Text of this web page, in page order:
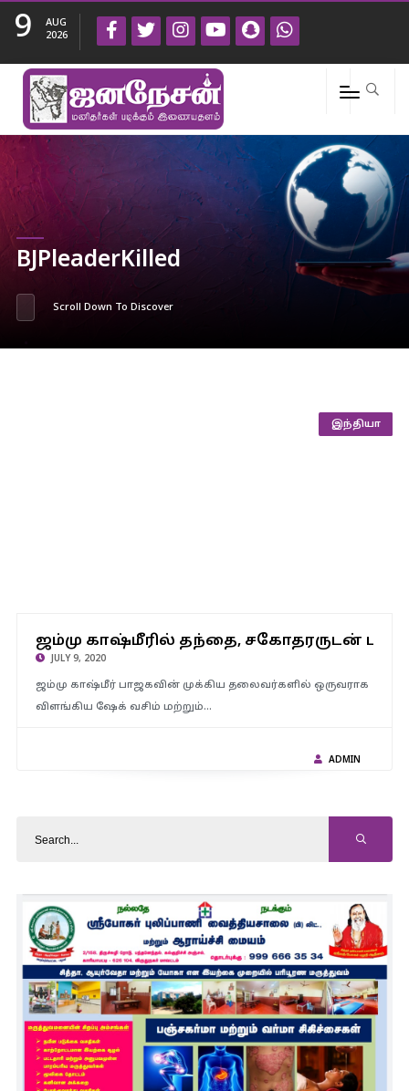
9
AUG
2026
BJPleaderKilled
Scroll Down To Discover
பயங்கரவாதிகளால் சுட்டுக்கொலை – பிரதமர் மோடி , பாஜக
தலைவர்கள் கண்டனம்..!
அரசியல்
இந்தியா
ஜம்மு காஷ்மீரில் தந்தை, சகோதரருடன்
JULY 9, 2020
ஜம்மு காஷ்மீர் பாஜகவின் முக்கிய தலைவர்களில் ஒருவராக
விளங்கிய ஷேக் வசிம் மற்றும்…
ADMIN